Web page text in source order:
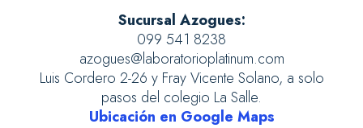
Sucursal Azogues:
099 541 8238
azogues@laboratorioplatinum.com
Luis Cordero 2-26 y Fray Vicente Solano, a solo
pasos del colegio La Salle.
Ubicación en Google Maps